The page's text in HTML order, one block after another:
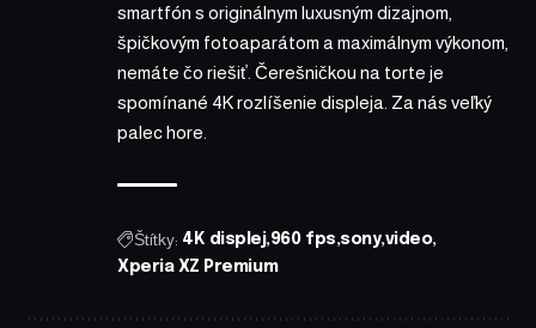
smartfón s originálnym luxusným dizajnom,
špičkovým fotoaparátom a maximálnym výkonom,
nemáte čo riešiť. Čerešničkou na torte je
spomínané 4K rozlíšenie displeja. Za nás veľký
palec hore.
Štítky: 4K displej 960 fps sony video
Xperia XZ Premium